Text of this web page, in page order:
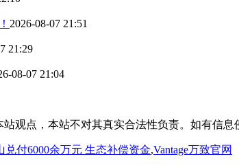
2026-08-07 21:51
21:29
08-07 21:04
观点，本站不对其真实合法性负责。如有信息
兑付6000余万元 生态补偿资金,Vantage万致官网